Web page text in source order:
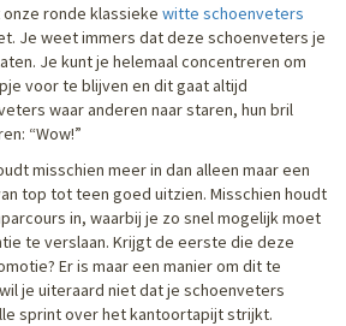
ronde klassieke witte schoenveters
Je weet immers dat deze schoenveters je
Je kunt je helemaal concentreren om
voor te blijven en dit gaat altijd
waar anderen naar staren, hun bril
“Wow!”
misschien meer in dan alleen maar een
top tot teen goed uitzien. Misschien houdt
in, waarbij je zo snel mogelijk moet
te verslaan. Krijgt de eerste die deze
Er is maar een manier om dit te
je uiteraard niet dat je schoenveters
sprint over het kantoortapijt strijkt.